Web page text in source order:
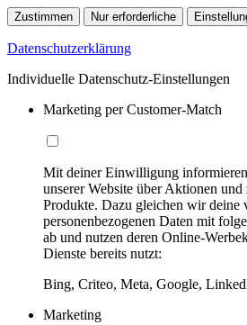
Zustimmen Nur erforderliche
Datenschutzerklärung
Individuelle Datenschutz-Einstellungen
Marketing per Customer-Match
Mit deiner Einwilligung
unserer Website über Aktionen
Produkte. Dazu gleichen wir deine
personenbezogenen Daten mit
ab und nutzen deren Online-
Dienste bereits nutzt:
Bing, Criteo, Meta, Google,
Marketing